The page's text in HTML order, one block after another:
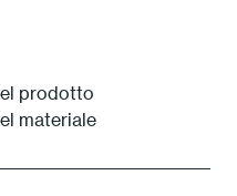
prodotto
materiale